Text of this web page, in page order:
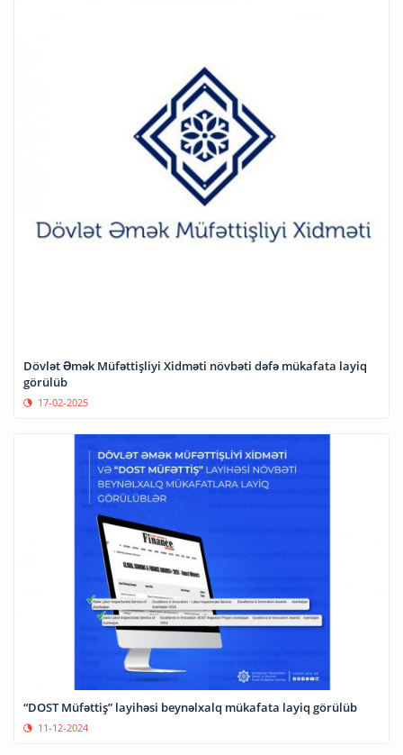
Dövlət Əmək Müfəttişliyi Xidməti növbəti dəfə mükafata layiq
görülüb
17-02-2025
“DOST Müfəttiş” layihəsi beynəlxalq mükafata layiq görülüb
11-12-2024